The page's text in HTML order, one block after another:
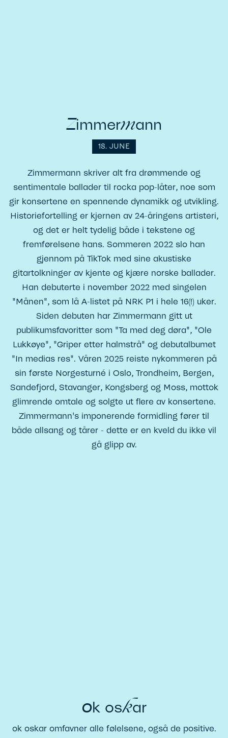
Zimmermann
18. JUNE
Zimmermann skriver alt fra drømmende og
sentimentale ballader til rocka pop-låter, noe som
gir konsertene en spennende dynamikk og utvikling.
Historiefortelling er kjernen av 24-åringens artisteri,
og det er helt tydelig både i tekstene og
fremførelsene hans. Sommeren 2022 slo han
gjennom på TikTok med sine akustiske
gitartolkninger av kjente og kjære norske ballader.
Han debuterte i november 2022 med singelen
"Månen", som lå A-listet på NRK P1 i hele 16(!) uker.
Siden debuten har Zimmermann gitt ut
publikumsfavoritter som "Ta med deg døra", "Ole
Lukkøye", "Griper etter halmstrå" og debutalbumet
"In medias res". Våren 2025 reiste nykommeren på
sin første Norgesturné i Oslo, Trondheim, Bergen,
Sandefjord, Stavanger, Kongsberg og Moss, mottok
glimrende omtale og solgte ut flere av konsertene.
Zimmermann's imponerende formidling fører til
både allsang og tårer - dette er en kveld du ikke vil
gå glipp av.
ok oskar
ok oskar omfavner alle følelsene, også de positive.